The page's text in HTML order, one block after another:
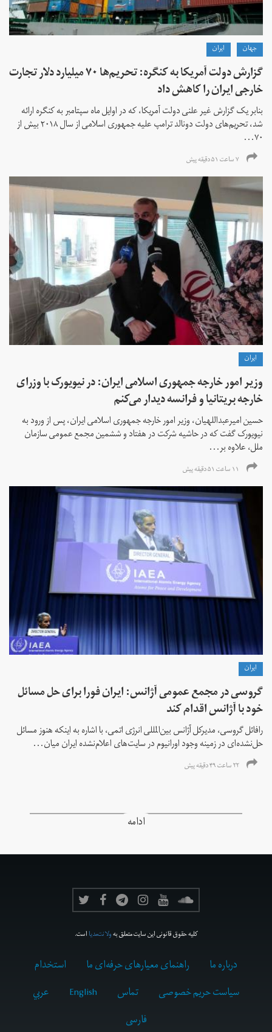
جهان ايران
گزارش دولت آمریکا به کنگره: تحریم‌ها ۷۰ میلیارد دلار تجارت
خارجی ایران را کاهش داد
بنابر یک گزارش غیر علنی دولت آمریکا، که در اوایل ماه سپتامبر به کنگره ارائه
شد، تحریم‌های دولت دونالد ترامپ علیه جمهوری اسلامی از سال ۲۰۱۸ بیش از
۷۰...
۷ ساعت ۵۱ دقیقه پیش
ايران
وزیر امور خارجه جمهوری اسلامی ایران: در نیویورک با وزرای
خارجه بریتانیا و فرانسه دیدار می‌کنم
حسین امیرعبداللهیان، وزیر امور خارجه جمهوری اسلامی ایران، پس از ورود به
نیویورک گفت که در حاشیه شرکت در هفتاد و ششمین مجمع عمومی سازمان
ملل، علاوه بر...
۱۱ ساعت ۵۱ دقیقه پیش
ايران
گروسی در مجمع عمومی آژانس: ایران فورا برای حل مسائل
خود با آژانس اقدام کند
رافائل گروسی، مدیرکل آژانس بین‌المللی انرژی اتمی، با اشاره به اینکه هنوز مسائل
حل‌نشده‌ای در زمینه وجود اورانیوم در سایت‌های اعلام‌نشده ایران میان...
۲۲ ساعت ۴۹ دقیقه پیش
ادامه
کلیه حقوق قانونی این سایت متعلق بهولانت‌مدیااست.
درباره ما راهنمای معیارهای حرفه‌ای ما
استخدام
سیاست حریم خصوصی
تماس English
عربي
فارسى